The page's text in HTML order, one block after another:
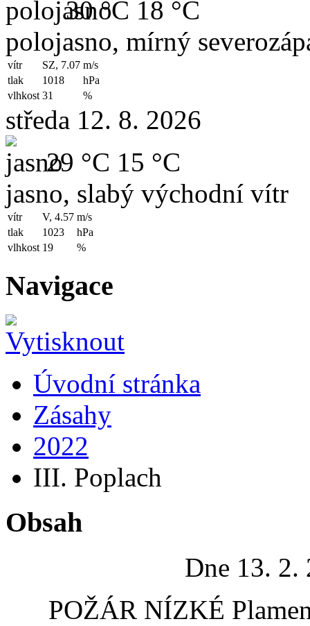
30 °C 18 °C
polojasno, mírný
vítr SZ, 7.07 m/s
tlak
1018
hPa
vlhkost 31 %
středa 12. 8. 2026
29 °C 15 °C
jasno, slabý východní vítr
vítr V, 4.57 m/s
tlak
1023
hPa
vlhkost 19 %
Navigace
Úvodní stránka
Zásahy
2022
III. Poplach
Obsah
Dne 13.
POŽÁR NÍZKÉ